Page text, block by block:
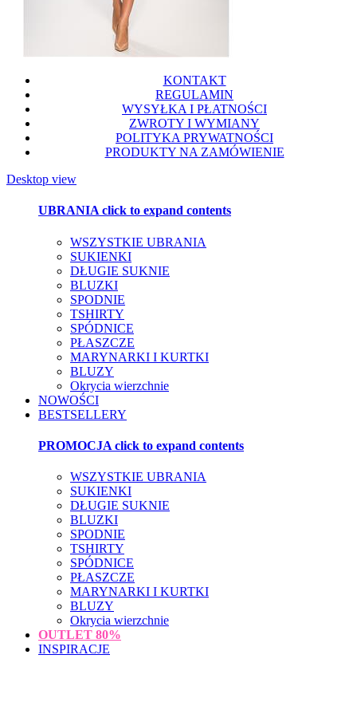
KONTAKT
REGULAMIN
WYSYŁKA I PŁATNOŚCI
ZWROTY I WYMIANY
POLITYKA PRYWATNOŚCI
PRODUKTY NA ZAMÓWIENIE
Desktop view
UBRANIAclick to expand contents
WSZYSTKIE UBRANIA
SUKIENKI
DŁUGIE SUKNIE
BLUZKI
SPODNIE
TSHIRTY
SPÓDNICE
PŁASZCZE
MARYNARKI I KURTKI
BLUZY
Okrycia wierzchnie
NOWOŚCI
BESTSELLERY
PROMOCJA click to expand contents
WSZYSTKIE UBRANIA
SUKIENKI
DŁUGIE SUKNIE
BLUZKI
SPODNIE
TSHIRTY
SPÓDNICE
PŁASZCZE
MARYNARKI I KURTKI
BLUZY
Okrycia wierzchnie
OUTLET 80%
INSPIRACJE